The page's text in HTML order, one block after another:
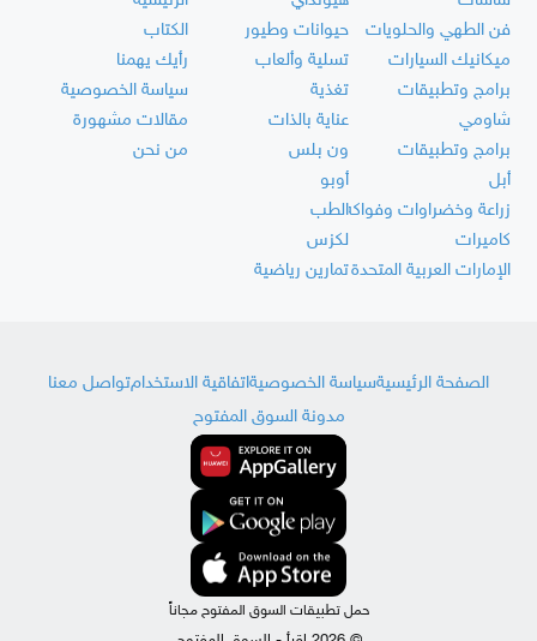
فن الطهي والحلويات
حيوانات وطيور
ميكانيك السيارات
تسلية وألعاب
برامج وتطبيقات
تغذية
شاومي
عناية بالذات
برامج وتطبيقات
ون بلس
أبل
أوبو
زراعة وخضراوات وفواكهالطب
كاميرات
لكزس
الإمارات العربية المتحدةتمارين رياضية
الكتاب
رأيك يهمنا
سياسة الخصوصية
مقالات مشهورة
من نحن
الصفحة الرئيسيةسياسة الخصوصيةاتفاقية الاستخدامتواصل معنا
مدونة السوق المفتوح
حمل تطبيقات السوق المفتوح مجاناً